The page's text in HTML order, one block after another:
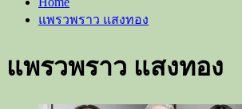
แพรวพราว แสงทอง
แพรวพราว แสงทอง